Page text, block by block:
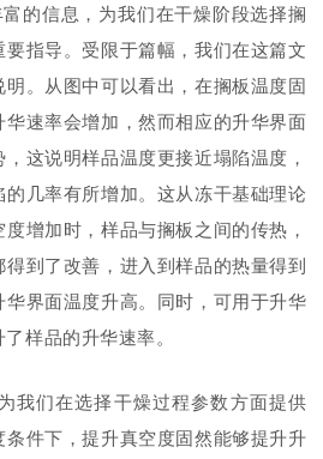
的信息，为我们在干燥阶段选择搁
指导。受限于篇幅，我们在这篇文
。从图中可以看出，在搁板温度固
速率会增加，然而相应的升华界面
这说明样品温度更接近塌陷温度，
几率有所增加。这从冻干基础理论
度增加时，样品与搁板之间的传热，
到了改善，进入到样品的热量得到
界面温度升高。同时，可用于升华
样品的升华速率。
我们在选择干燥过程参数方面提供
件下，提升真空度固然能够提升升